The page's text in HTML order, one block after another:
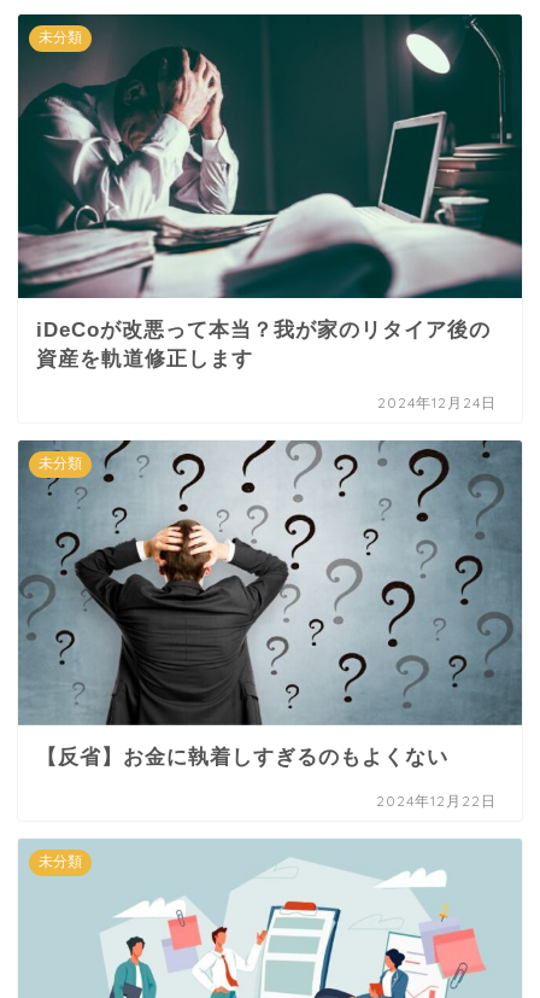
未分類
iDeCoが改悪って本当？我が家のリタイア後の
資産を軌道修正します
2024年12月24日
未分類
【反省】お金に執着しすぎるのもよくない
2024年12月22日
未分類